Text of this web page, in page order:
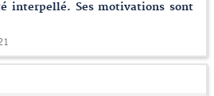
interpellé. Ses motivations sont